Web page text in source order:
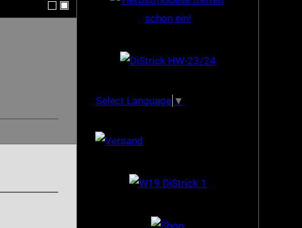
Select Language ▼